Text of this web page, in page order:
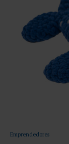
Emprendedores